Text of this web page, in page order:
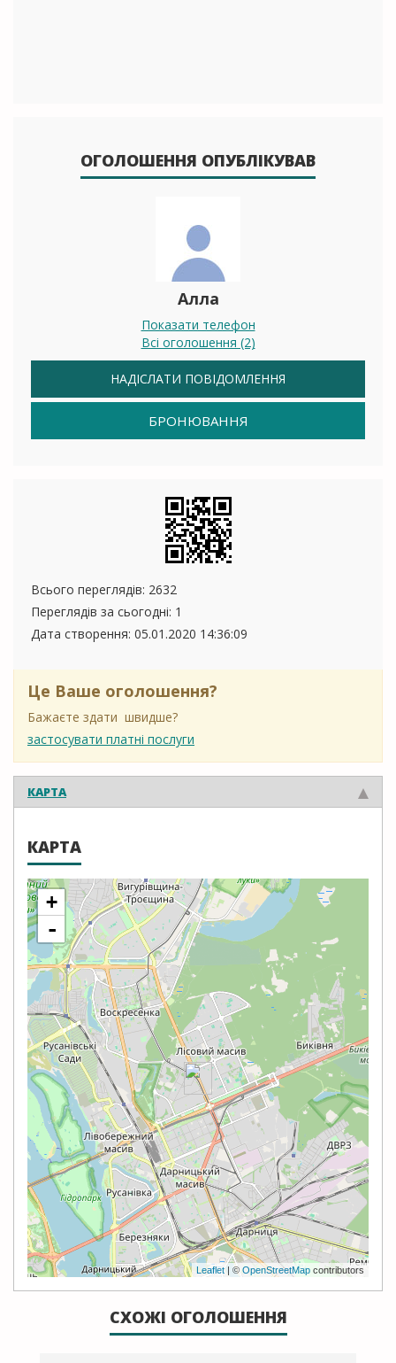
ОГОЛОШЕННЯ ОПУБЛІКУВАВ
Алла
Показати телефон
Всі оголошення (2)
НАДІСЛАТИ ПОВІДОМЛЕННЯ
БРОНЮВАННЯ
Всього переглядів: 2632
Переглядів за сьогодні: 1
Дата створення: 05.01.2020 14:36:09
Це Ваше оголошення?
Бажаєте здати швидше?
застосувати платні послуги
КАРТА
КАРТА
+
-
Leaflet| © OpenStreetMap contributors
СХОЖІ ОГОЛОШЕННЯ